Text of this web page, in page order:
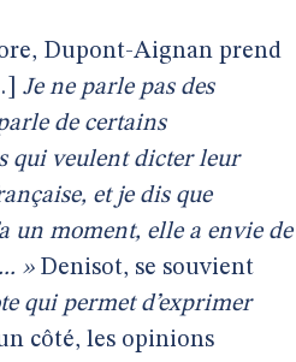
Dupont-Aignan prend
Je ne parle pas des
de certains
qui veulent dicter leur
et je dis que
un moment, elle a envie de
»Denisot, se souvient
qui permet d’exprimer
côté, les opinions